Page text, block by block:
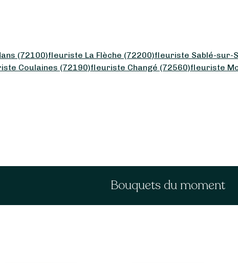
(72100)fleuriste La Flèche (72200)fleuriste Sablé-sur-
Coulaines (72190)fleuriste Changé (72560)fleuriste
Bouquets du moment